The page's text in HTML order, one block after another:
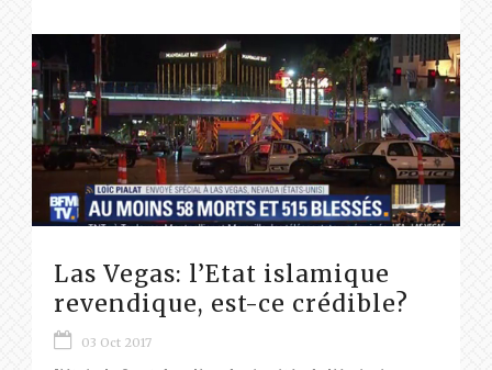
Las Vegas: l’Etat islamique
revendique, est-ce crédible?
03 Oct 2017